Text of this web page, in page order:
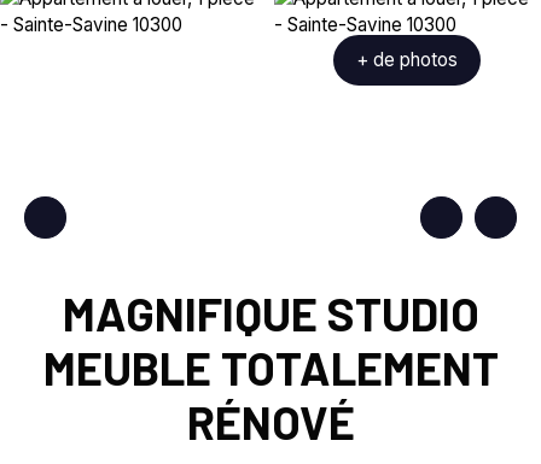
+ de photos
MAGNIFIQUE STUDIO
MEUBLE TOTALEMENT
RÉNOVÉ